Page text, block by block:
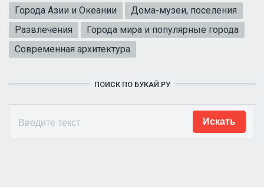
Города Азии и Океании
Дома-музеи, поселения
Развлечения
Города мира и популярные города
Современная архитектура
ПОИСК ПО БУКАЙ.РУ